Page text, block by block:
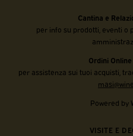
Cantina e
per info su prodotti, eventi o
Ordini
per assistenza sui tuoi acquisti,
Powered by
VISITE E